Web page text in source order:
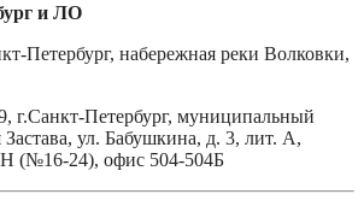
и ЛО
Петербург, набережная реки Волковки,
г.Санкт-Петербург, муниципальный
Застава, ул. Бабушкина, д. 3, лит. А,
(№16-24), офис 504-504Б